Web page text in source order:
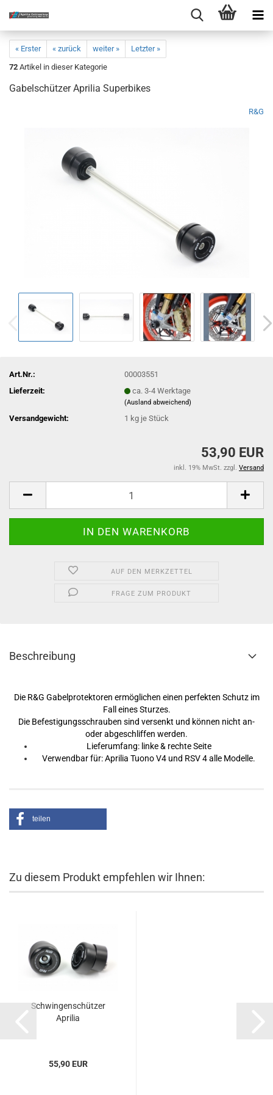
« Erster « zurück weiter »
Letzter »
72 Artikel in dieser Kategorie
Gabelschützer Aprilia Superbikes
R&G
Art.Nr.:
00003551
Lieferzeit:
ca. 3-4 Werktage
(Ausland abweichend)
Versandgewicht: 1 kg je Stück
53,90 EUR
inkl. 19% MwSt. zzgl. Versand
AUF DEN MERKZETTEL
FRAGE ZUM PRODUKT
Beschreibung
Die R&G Gabelprotektoren ermöglichen einen perfekten Schutz im
Fall eines Sturzes.
Die Befestigungsschrauben sind versenkt und können nicht an-
oder abgeschliffen werden.
Lieferumfang: linke & rechte Seite
Verwendbar für: Aprilia Tuono V4 und RSV 4 alle Modelle.
teilen
Zu diesem Produkt empfehlen wir Ihnen:
Schwingenschützer
Aprilia
55,90 EUR